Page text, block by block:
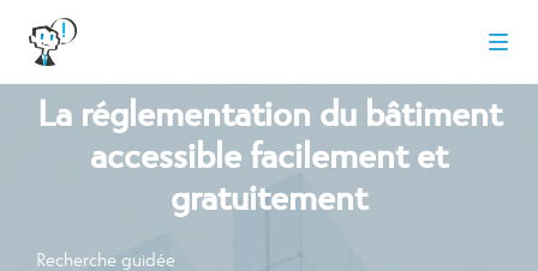
La réglementation du bâtiment
accessible facilement et
gratuitement
Recherche guidée